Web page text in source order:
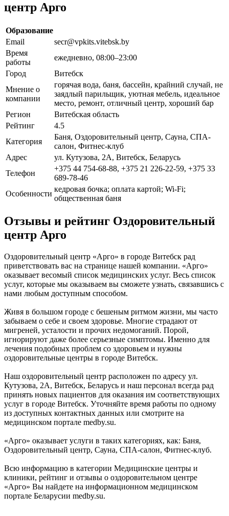
центр Арго
Образование
Email
secr@vpkits.vitebsk.by
Время
работы
ежедневно, 08:00–23:00
Город
Витебск
Мнение о
компании
горячая вода, баня, бассейн, крайний случай, не
заядлый парильщик, уютная мебель, идеальное
место, ремонт, отличный центр, хороший бар
Регион
Витебская область
Рейтинг
4.5
Категория
Баня, Оздоровительный центр, Сауна, СПА-
салон, Фитнес-клуб
Адрес
ул. Кутузова, 2А, Витебск, Беларусь
Телефон
+375 44 754-68-88, +375 21 226-22-59, +375 33
689-78-46
Особенности
кедровая бочка; оплата картой; Wi-Fi;
общественная баня
Отзывы и рейтинг Оздоровительный
центр Арго
Оздоровительный центр «Арго» в городе Витебск рад
приветствовать вас на странице нашей компании. «Арго»
оказывает весомый список медицинских услуг. Весь список
услуг, которые мы оказываем вы сможете узнать, связавшись с
нами любым доступным способом.
Живя в большом городе с бешеным ритмом жизни, мы часто
забываем о себе и своем здоровье. Многие страдают от
мигреней, усталости и прочих недомоганий. Порой,
игнорируют даже более серьезные симптомы. Именно для
лечения подобных проблем со здоровьем и нужны
оздоровительные центры в городе Витебск.
Наш оздоровительный центр расположен по адресу ул.
Кутузова, 2А, Витебск, Беларусь и наш персонал всегда рад
принять новых пациентов для оказания им соответствующих
услуг в городе Витебск. Уточняйте время работы по одному
из доступных контактных данных или смотрите на
медицинском портале medby.su.
«Арго» оказывает услуги в таких категориях, как: Баня,
Оздоровительный центр, Сауна, СПА-салон, Фитнес-клуб.
Всю информацию в категории Медицинские центры и
клиники, рейтинг и отзывы о оздоровительном центре
«Арго» Вы найдете на информационном медицинском
портале Беларусии medby.su.